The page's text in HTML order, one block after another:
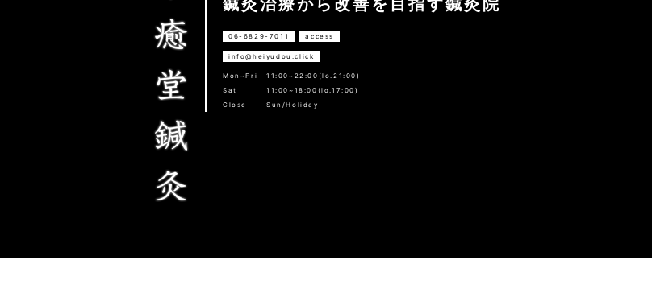
鍼灸治療から改善を目指す鍼灸院
06-6829-7011 access
info@heiyudou.click
Mon~Fri
11:00~22:00(lo.21:00)
Sat
11:00~18:00(lo.17:00)
Close
Sun/Holiday